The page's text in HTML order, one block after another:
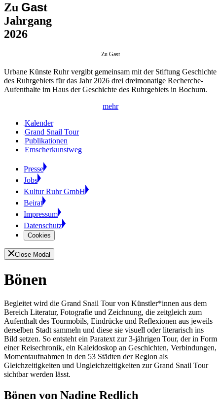
Zu Gast
Jahrgang
2026
Zu Gast
Urbane Künste Ruhr vergibt gemeinsam mit der Stiftung Geschichte
des Ruhrgebiets für das Jahr 2026 drei dreimonatige Recherche-
Aufenthalte im Haus der Geschichte des Ruhrgebiets in Bochum.
mehr
Kalender
Grand Snail Tour
Publikationen
Emscherkunstweg
Presse
Jobs
Kultur Ruhr GmbH
Beirat
Impressum
Datenschutz
Cookies
Close Modal
Bönen
Begleitet wird die Grand Snail Tour von Künstler*innen aus dem
Bereich Literatur, Fotografie und Zeichnung, die zeitgleich zum
Aufenthalt des Tourmobils, Eindrücke und Reflexionen aus jeweils
derselben Stadt sammeln und diese sie visuell oder literarisch ins
Bild setzen. So entsteht ein Paratext zur 3-jährigen Tour, der in Form
einer Reisechronik, ein Kaleidoskop an Geschichten, Verbindungen,
Momentaufnahmen in den 53 Städten der Region als
Gleichzeitigkeiten und Ungleichzeitigkeiten zur Grand Snail Tour
sichtbar werden lässt.
Bönen von Nadine Redlich